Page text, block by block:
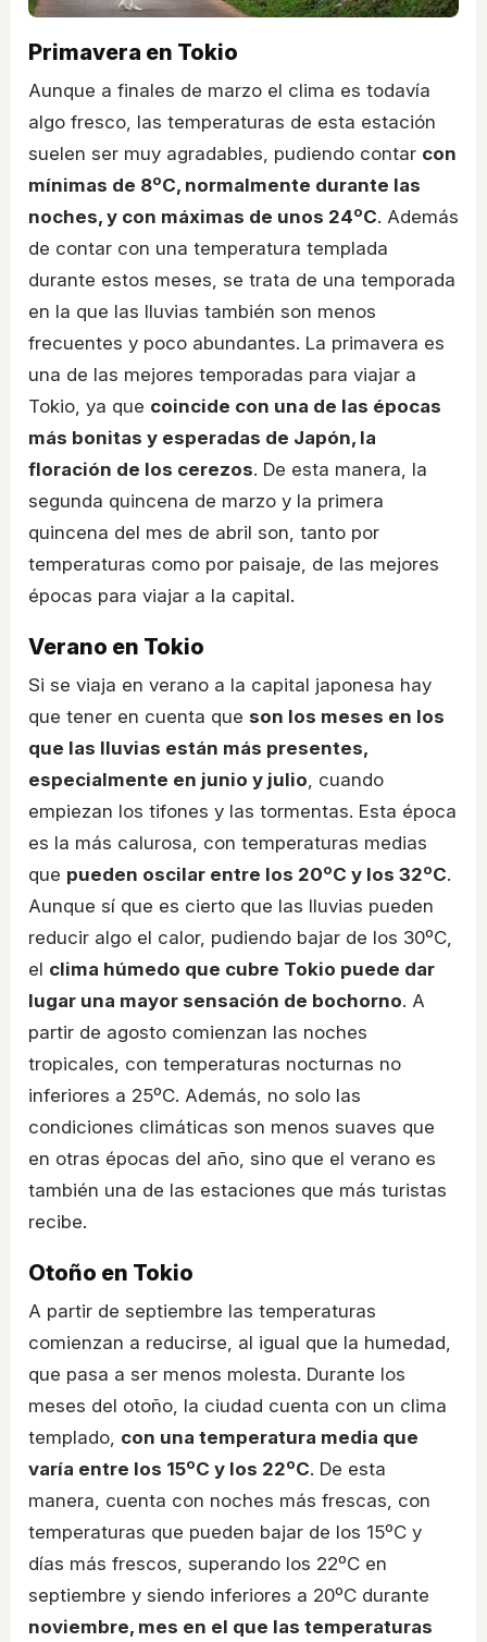
Primavera en Tokio
Aunque a finales de marzo el clima es todavía
algo fresco, las temperaturas de esta estación
suelen ser muy agradables, pudiendo contar con
mínimas de 8ºC, normalmente durante las
noches, y con máximas de unos 24ºC. Además
de contar con una temperatura templada
durante estos meses, se trata de una temporada
en la que las lluvias también son menos
frecuentes y poco abundantes. La primavera es
una de las mejores temporadas para viajar a
Tokio, ya que coincide con una de las épocas
más bonitas y esperadas de Japón, la
floración de los cerezos. De esta manera, la
segunda quincena de marzo y la primera
quincena del mes de abril son, tanto por
temperaturas como por paisaje, de las mejores
épocas para viajar a la capital.
Verano en Tokio
Si se viaja en verano a la capital japonesa hay
que tener en cuenta que son los meses en los
que las lluvias están más presentes,
especialmente en junio y julio, cuando
empiezan los tifones y las tormentas. Esta época
es la más calurosa, con temperaturas medias
que pueden oscilar entre los 20ºC y los 32ºC.
Aunque sí que es cierto que las lluvias pueden
reducir algo el calor, pudiendo bajar de los 30ºC,
el clima húmedo que cubre Tokio puede dar
lugar una mayor sensación de bochorno. A
partir de agosto comienzan las noches
tropicales, con temperaturas nocturnas no
inferiores a 25ºC. Además, no solo las
condiciones climáticas son menos suaves que
en otras épocas del año, sino que el verano es
también una de las estaciones que más turistas
recibe.
Otoño en Tokio
A partir de septiembre las temperaturas
comienzan a reducirse, al igual que la humedad,
que pasa a ser menos molesta. Durante los
meses del otoño, la ciudad cuenta con un clima
templado, con una temperatura media que
varía entre los 15ºC y los 22ºC. De esta
manera, cuenta con noches más frescas, con
temperaturas que pueden bajar de los 15ºC y
días más frescos, superando los 22ºC en
septiembre y siendo inferiores a 20ºC durante
noviembre, mes en el que las temperaturas